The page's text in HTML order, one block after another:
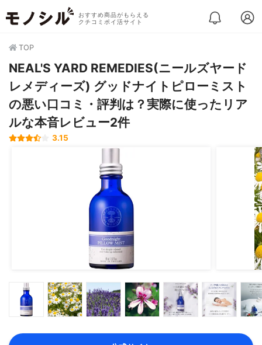
おすすめ商品がもらえる
クチコミポイ活サイト
TOP
NEAL'S YARD REMEDIES(ニールズヤード
レメディーズ) グッドナイトピローミスト
の悪い口コミ・評判は？実際に使ったリア
ルな本音レビュー2件
3.15